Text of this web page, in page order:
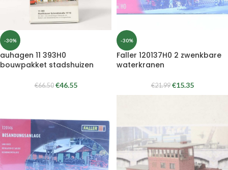
-30%
auhagen 11 393H0
bouwpakket stadshuizen
€66.50 €46.55
-30%
Faller 120137H0 2 zwenkbare
waterkranen
€21.99 €15.35